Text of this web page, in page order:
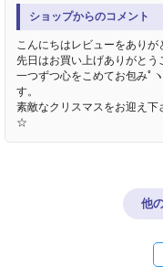
ショップからのコメント
こんにちはレビューをありが
先日はお買い上げありがとう
一つずつ心をこめてお包みﾟ
す。
素敵なクリスマスをお迎え
☆
他